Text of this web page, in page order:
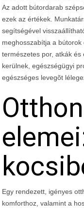
Az adott bútordarab
ezek az értékek.
segítségével
meghosszabítja a
természetes por, atkák
kerülnek, egészségügyi
egészséges levegõt
Egy rendezett, igényes
komforthoz, valamint a